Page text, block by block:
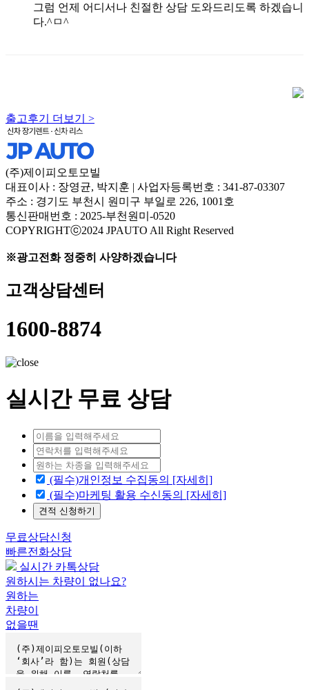
그럼 언제 어디서나 친절한 상담 도와드리도록 하겠습니
다.^ㅁ^
출고후기 더보기 >
(주)제이피오토모빌
대표이사 : 장영균, 박지훈 | 사업자등록번호 : 341-87-03307
주소 : 경기도 부천시 원미구 부일로 226, 1001호
통신판매번호 : 2025-부천원미-0520
COPYRIGHTⓒ2024 JPAUTO All Right Reserved
※광고전화 정중히 사양하겠습니다
고객상담센터
1600-8874
실시간 무료 상담
(필수)개인정보 수집동의 [자세히]
(필수)마케팅 활용 수신동의 [자세히]
견적 신청하기
무료상담신청
빠른전화상담
실시간 카톡상담
원하시는 차량이 없나요?
원하는
차량이
없을땐